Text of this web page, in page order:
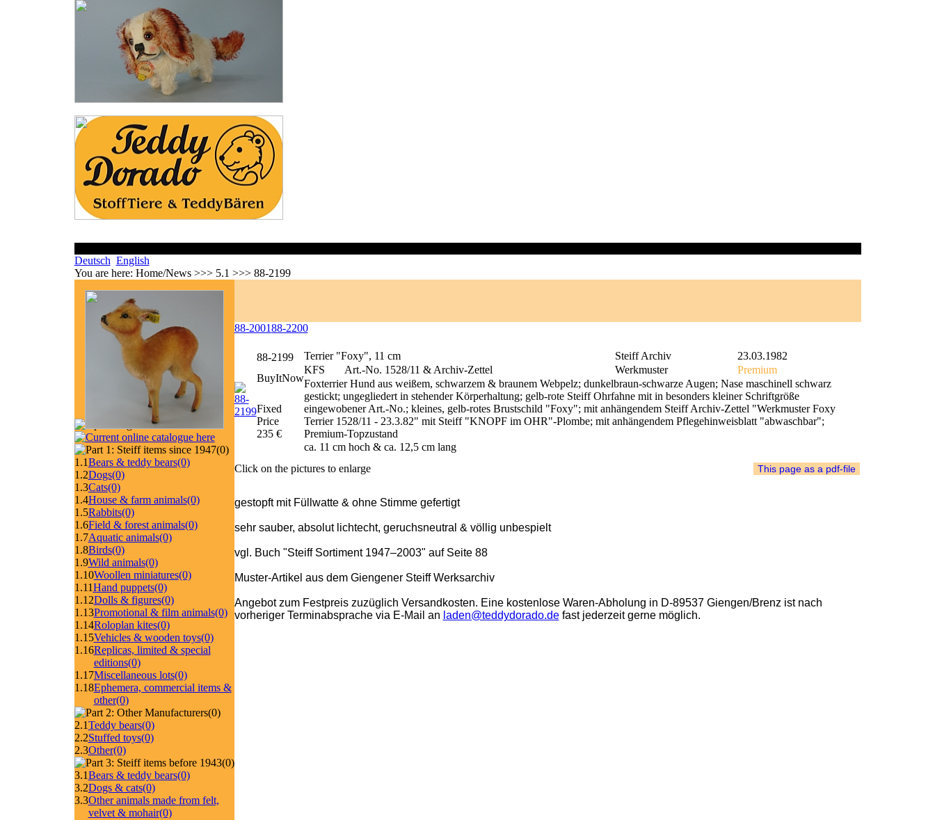
Deutsch English
You are here: Home/News >>> 5.1 >>> 88-2199
(0)
1.1Bears & teddy bears(0)
1.2Dogs(0)
1.3Cats(0)
1.4House & farm animals(0)
1.5Rabbits(0)
1.6Field & forest animals(0)
1.7Aquatic animals(0)
1.8Birds(0)
1.9Wild animals(0)
1.10Woollen miniatures(0)
1.11Hand puppets(0)
1.12Dolls & figures(0)
1.13Promotional & film animals(0)
1.14Roloplan kites(0)
1.15Vehicles & wooden toys(0)
1.16Replicas, limited & special
editions(0)
1.17Miscellaneous lots(0)
1.18Ephemera, commercial items &
other(0)
(0)
2.1Teddy bears(0)
2.2Stuffed toys(0)
2.3Other(0)
(0)
3.1Bears & teddy bears(0)
3.2Dogs & cats(0)
3.3Other animals made from felt,
velvet & mohair(0)
88-200188-2200
88-2199 Terrier "Foxy", 11 cm Steiff Archiv
23.03.1982
KFS
Art.-No. 1528/11 & Archiv-Zettel Werkmuster
Premium
Foxterrier Hund aus weißem, schwarzem & braunem Webpelz; dunkelbraun-schwarze Augen; Nase maschinell schwarz
gestickt; ungegliedert in stehender Körperhaltung; gelb-rote Steiff Ohrfahne mit in besonders kleiner Schriftgröße
eingewobener Art.-No.; kleines, gelb-rotes Brustschild "Foxy"; mit anhängendem Steiff Archiv-Zettel "Werkmuster Foxy
Terrier 1528/11 - 23.3.82" mit Steiff "KNOPF im OHR"-Plombe; mit anhängendem Pflegehinweisblatt "abwaschbar";
Premium-Topzustand
ca. 11 cm hoch & ca. 12,5 cm lang
BuyItNow
Fixed
Price
235 €
Click on the pictures to enlarge
gestopft mit Füllwatte & ohne Stimme gefertigt
sehr sauber, absolut lichtecht, geruchsneutral & völlig unbespielt
vgl. Buch "Steiff Sortiment 1947–2003" auf Seite 88
Muster-Artikel aus dem Giengener Steiff Werksarchiv
Angebot zum Festpreis zuzüglich Versandkosten. Eine kostenlose Waren-Abholung in D-89537 Giengen/Brenz ist nach
vorheriger Terminabsprache via E-Mail an laden@teddydorado.defast jederzeit gerne möglich.